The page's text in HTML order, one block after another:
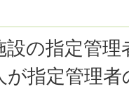
設の指定管
が指定管理